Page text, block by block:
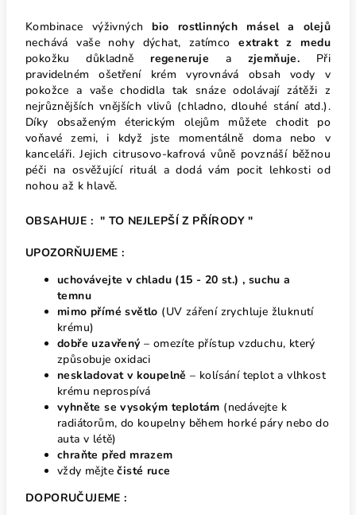
Kombinace výživných bio rostlinných másel a olejů
nechává vaše nohy dýchat, zatímcoextrakt z medu
pokožku důkladně regeneruje a zjemňuje. Při
pravidelném ošetření krém vyrovnává obsah vody v
pokožce a vaše chodidla tak snáze odolávají zátěži z
nejrůznějších vnějších vlivů (chladno, dlouhé stání atd.).
Díky obsaženým éterickým olejům můžete chodit po
voňavé zemi, i když jste momentálně doma nebo v
kanceláři. Jejich citrusovo-kafrová vůně povznáší běžnou
péči na osvěžující rituál a dodá vám pocit lehkosti od
nohou až k hlavě.
OBSAHUJE : " TO NEJLEPŠÍ Z PŘÍRODY "
UPOZORŇUJEME :
uchovávejte v chladu (15 - 20 st.) , suchu a
temnu
mimo přímé světlo (UV záření zrychluje žluknutí
krému)
dobře uzavřený – omezíte přístup vzduchu, který
způsobuje oxidaci
neskladovat v koupelně – kolísání teplot a vlhkost
krému neprospívá
vyhněte se vysokým teplotám (nedávejte k
radiátorům, do koupelny během horké páry nebo do
auta v létě)
chraňte před mrazem
vždy mějtečisté ruce
DOPORUČUJEME :